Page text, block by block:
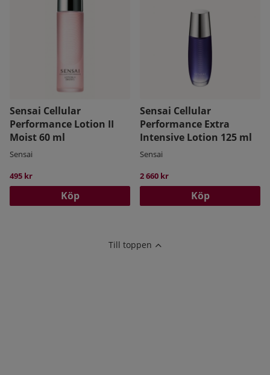
Sensai Cellular
Performance Lotion II
Moist 60 ml
Sensai
495 kr
Köp
Sensai Cellular
Performance Extra
Intensive Lotion 125 ml
Sensai
2 660 kr
Köp
Till toppen